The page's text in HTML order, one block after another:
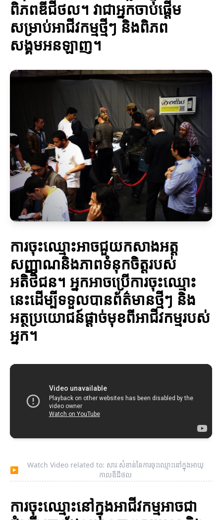
ពិភពឌីជីថល។ វាជាអ្នកចាប់ផ្តើម
សម្រាប់អាជីវកម្មថ្មីៗ និងពិភព
សង្គមអនឡាញ។
ការចុះឈ្មោះអាចជួយកសាងអត្ត
សញ្ញាណនិងភាពទំនុកចិត្តរបស់
អតិថិជន។ អ្នកអាចប្រើការចុះឈ្មោះ
នេះដើម្បីទទួលបានព័ត៌មានថ្មីៗ និង
អត្ថប្រយោជន៍ផ្តាច់មុខពីអាជីវកម្មរបស់
អ្នក។
▶
Watch Video related to: សារៈសំខាន់នៃការចុះឈ្មោះនៅក្នុងអាយុ
កាលឌីជីថល
ការចុះឈ្មោះនៅក្នុងអាជីវកម្មអាចជា